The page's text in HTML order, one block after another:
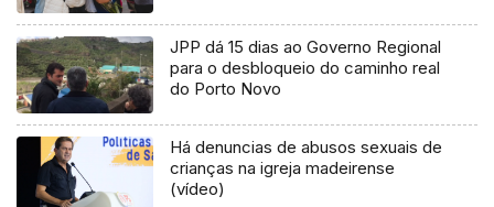
JPP dá 15 dias ao Governo Regional
para o desbloqueio do caminho real
do Porto Novo
Há denuncias de abusos sexuais de
crianças na igreja madeirense
(vídeo)